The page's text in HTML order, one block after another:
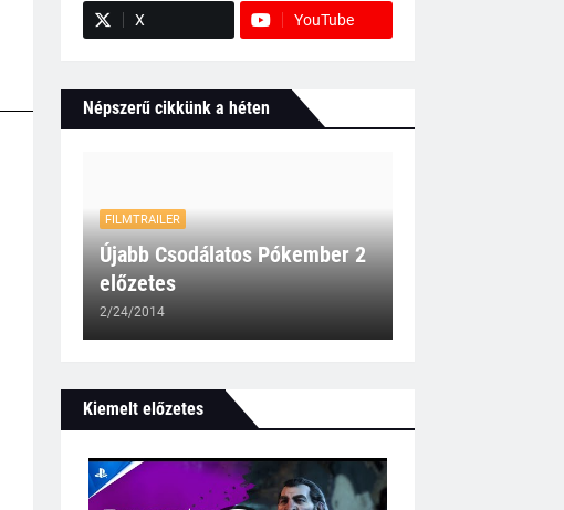
X YouTube
Népszerű cikkünk a héten
FILMTRAILER
Újabb Csodálatos Pókember 2
előzetes
2/24/2014
Kiemelt előzetes